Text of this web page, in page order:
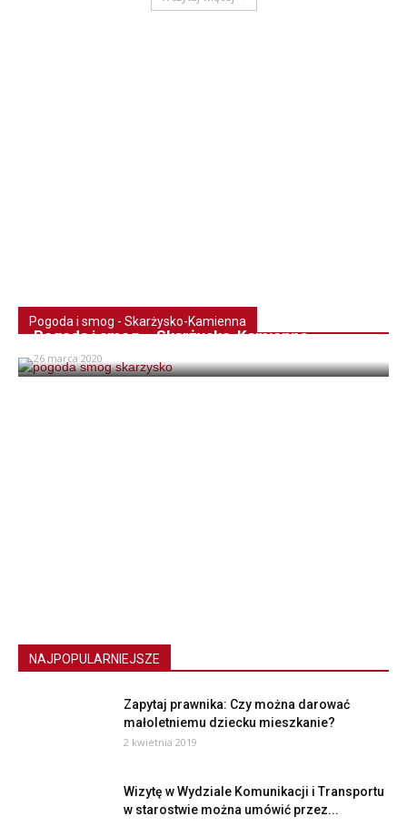
Pogoda i smog - Skarżysko-Kamienna
Pogoda i smog – Skarżysko-Kamienna
26 marca 2020
NAJPOPULARNIEJSZE
Zapytaj prawnika: Czy można darować
małoletniemu dziecku mieszkanie?
2 kwietnia 2019
Wizytę w Wydziale Komunikacji i Transportu
w starostwie można umówić przez...